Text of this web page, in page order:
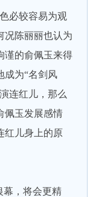
必较容易为观
况陈丽丽也认为
谨的俞佩玉来得
成为“名剑风
连红儿，那么
佩玉发展感情
红儿身上的原
，将会更精